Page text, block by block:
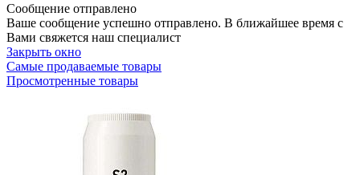
Сообщение отправлено
Ваше сообщение успешно отправлено. В ближайшее время с
Вами свяжется наш специалист
Закрыть окно
Самые продаваемые товары
Просмотренные товары